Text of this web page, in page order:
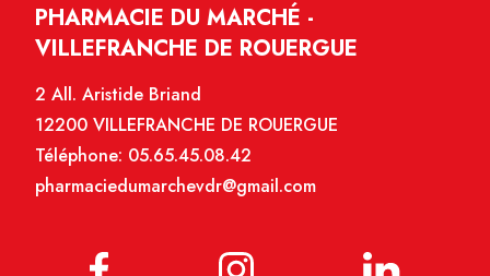
PHARMACIE DU MARCHÉ -
VILLEFRANCHE DE ROUERGUE
2 All. Aristide Briand
12200 VILLEFRANCHE DE ROUERGUE
Téléphone: 05.65.45.08.42
pharmaciedumarchevdr@gmail.com